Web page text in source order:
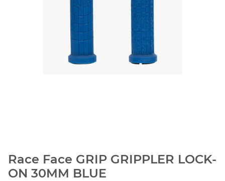
Race Face GRIP GRIPPLER LOCK-
ON 30MM BLUE